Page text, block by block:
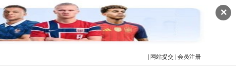
✕
网站提交 会员注册